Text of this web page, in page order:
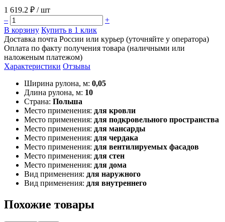
1 619.2 ₽ / шт
–
+
В корзину Купить в 1 клик
Доставка почта России или курьер (уточняйте у оператора)
Оплата по факту получения товара (наличными или
наложеным платежом)
Характеристики Отзывы
Ширина рулона, м: 0,05
Длина рулона, м: 10
Страна: Польша
Место применения: для кровли
Место применения: для подкровельного пространства
Место применения: для мансарды
Место применения: для чердака
Место применения: для вентилируемых фасадов
Место применения: для стен
Место применения: для дома
Вид применения: для наружного
Вид применения: для внутреннего
Похожие товары